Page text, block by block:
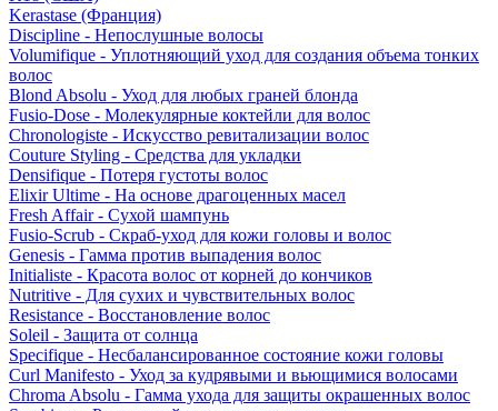
Kerastase (Франция)
Discipline - Непослушные волосы
Volumifique - Уплотняющий уход для создания объема тонких
волос
Blond Absolu - Уход для любых граней блонда
Fusio-Dose - Молекулярные коктейли для волос
Chronologiste - Искусство ревитализации волос
Couture Styling - Средства для укладки
Densifique - Потеря густоты волос
Elixir Ultime - На основе драгоценных масел
Fresh Affair - Сухой шампунь
Fusio-Scrub - Скраб-уход для кожи головы и волос
Genesis - Гамма против выпадения волос
Initialiste - Красота волос от корней до кончиков
Nutritive - Для сухих и чувствительных волос
Resistance - Восстановление волос
Soleil - Защита от солнца
Specifique - Несбалансированное состояние кожи головы
Curl Manifesto - Уход за кудрявыми и вьющимися волосами
Chroma Absolu - Гамма ухода для защиты окрашенных волос